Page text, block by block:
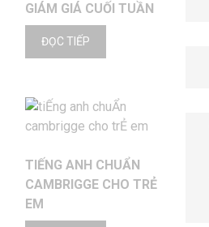
GIÁM GIÁ CUỐI TUẦN
ĐỌC TIẾP
TIẾNG ANH CHUẨN
CAMBRIGGE CHO TRẺ
EM